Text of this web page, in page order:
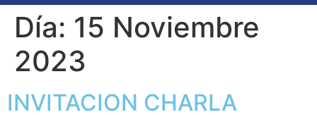
Día: 15 Noviembre
2023
INVITACION CHARLA